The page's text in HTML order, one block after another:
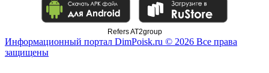
Refers AT2group
Информационный портал DimPoisk.ru © 2026 Все права
защищены